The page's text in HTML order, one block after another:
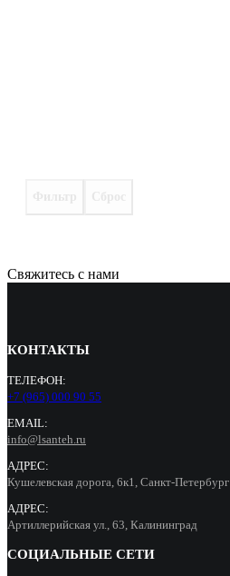
Свяжитесь с нами
КОНТАКТЫ
ТЕЛЕФОН:
+7 (965) 000 90 55
EMAIL:
info@lsanteh.ru
АДРЕС:
Кушелевская дорога, 6к1, Санкт-Петербург
АДРЕС:
Артиллерийская ул., 63, Калининград
СОЦИАЛЬНЫЕ СЕТИ